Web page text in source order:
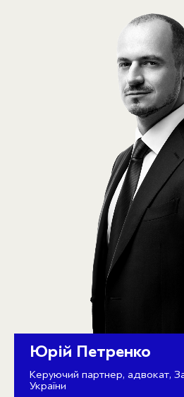
Юрій Петренко
Керуючий партнер, адвокат,
України